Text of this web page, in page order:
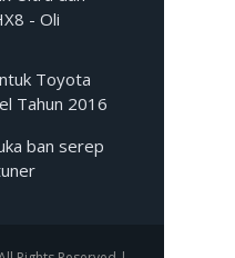
- Oli
Toyota
Tahun 2016
ban serep